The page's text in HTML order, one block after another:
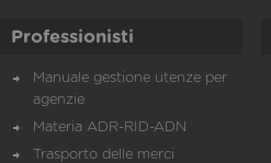
Professionisti
Manuale gestione utenze per
agenzie
Materia ADR-RID-ADN
Trasporto delle merci